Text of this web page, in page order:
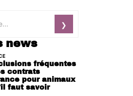
news
fréquentes
contrats
pour animaux
faut savoir